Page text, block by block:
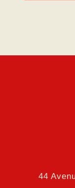
44 Avenue de Quakenbruck, 61000